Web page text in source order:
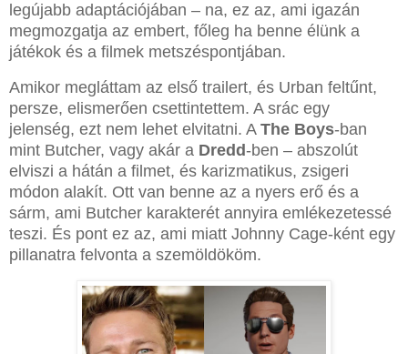
legújabb adaptációjában – na, ez az, ami igazán
megmozgatja az embert, főleg ha benne élünk a
játékok és a filmek metszéspontjában.
Amikor megláttam az első trailert, és Urban feltűnt,
persze, elismerően csettintettem. A srác egy
jelenség, ezt nem lehet elvitatni. A The Boys-ban
mint Butcher, vagy akár a Dredd-ben – abszolút
elviszi a hátán a filmet, és karizmatikus, zsigeri
módon alakít. Ott van benne az a nyers erő és a
sárm, ami Butcher karakterét annyira emlékezetessé
teszi. És pont ez az, ami miatt Johnny Cage-ként egy
pillanatra felvonta a szemöldököm.